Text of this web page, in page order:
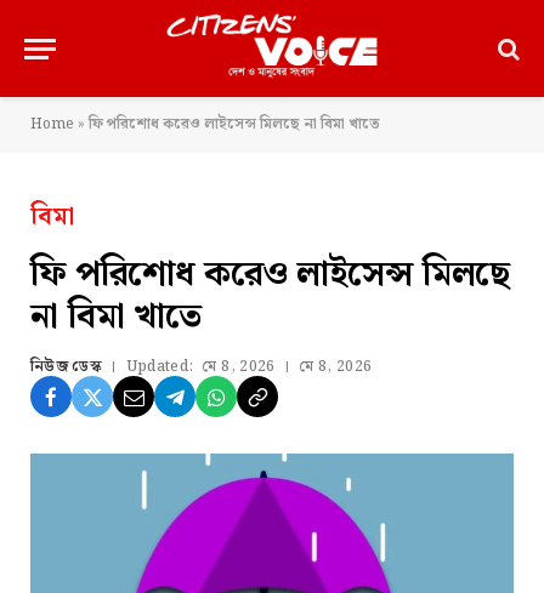
Home »ফি পরিশোধ করেও লাইসেন্স মিলছে না বিমা খাতে
বিমা
ফি পরিশোধ করেও লাইসেন্স মিলছে
না বিমা খাতে
নিউজ ডেস্ক Updated: মে 8, 2026 মে 8, 2026